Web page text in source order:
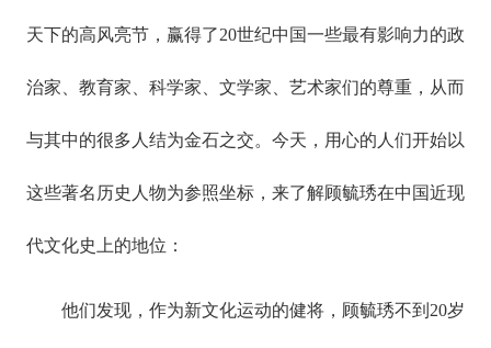
天下的高风亮节，赢得了20世纪中国一些最有影响力的政
治家、教育家、科学家、文学家、艺术家们的尊重，从而
与其中的很多人结为金石之交。今天，用心的人们开始以
这些著名历史人物为参照坐标，来了解顾毓琇在中国近现
代文化史上的地位：
他们发现，作为新文化运动的健将，顾毓琇不到20岁